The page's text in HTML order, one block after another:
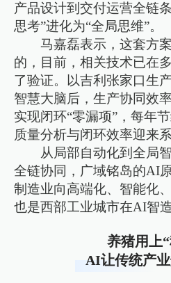
产品设计到交付运营全链
思考”进化为“全局思维”。
马嘉磊表示，这套方
的，目前，相关技术已在
了验证。以吉利张家口生
智慧大脑后，生产协同效
实现闭环“零漏项”，每年
质量分析与闭环效率迎来
从局部自动化到全局
全链协同，广域铭岛的AI
制造业向高端化、智能化
也是西部工业城市在AI智
养猪用上
AI让传统产